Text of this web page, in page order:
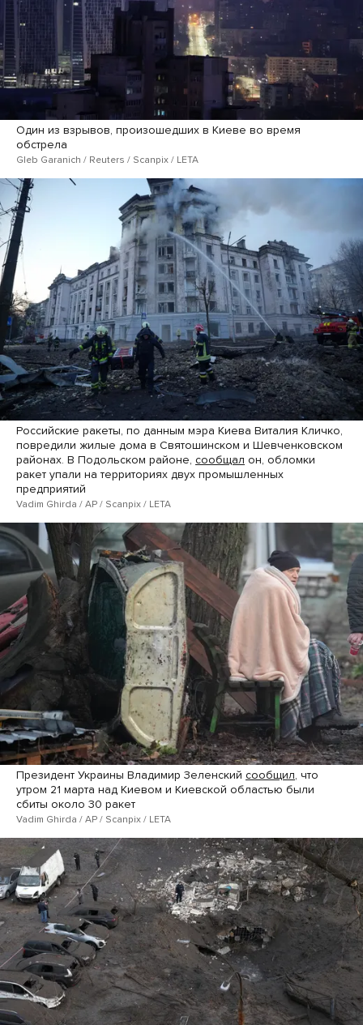
Один из взрывов, произошедших в Киеве во время
обстрела
Gleb Garanich / Reuters / Scanpix / LETA
Российские ракеты, по данным мэра Киева Виталия Кличко,
повредили жилые дома в Святошинском и Шевченковском
районах. В Подольском районе, сообщал он, обломки
ракет упали на территориях двух промышленных
предприятий
Vadim Ghirda / AP / Scanpix / LETA
Президент Украины Владимир Зеленский сообщил, что
утром 21 марта над Киевом и Киевской областью были
сбиты около 30 ракет
Vadim Ghirda / AP / Scanpix / LETA